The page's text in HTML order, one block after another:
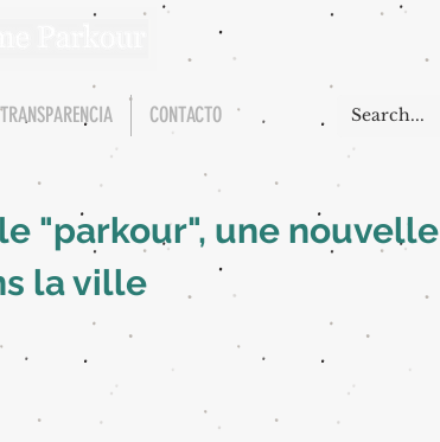
TRANSPARENCIA CONTACTO
"parkour", une nouvelle
la ville